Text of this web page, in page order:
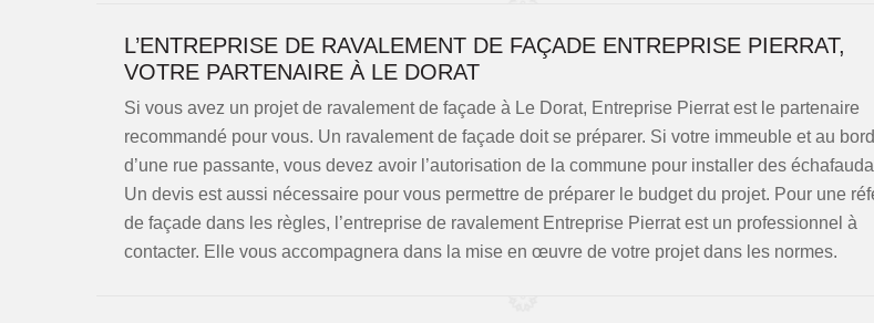
L’ENTREPRISE DE RAVALEMENT DE FAÇADE ENTREPRISE PIERRAT,
VOTRE PARTENAIRE À LE DORAT
Si vous avez un projet de ravalement de façade à Le Dorat, Entreprise Pierrat est le partenaire
recommandé pour vous. Un ravalement de façade doit se préparer. Si votre immeuble et au bord
d’une rue passante, vous devez avoir l’autorisation de la commune pour installer des
Un devis est aussi nécessaire pour vous permettre de préparer le budget du projet. Pour une
de façade dans les règles, l’entreprise de ravalement Entreprise Pierrat est un professionnel à
contacter. Elle vous accompagnera dans la mise en œuvre de votre projet dans les normes.